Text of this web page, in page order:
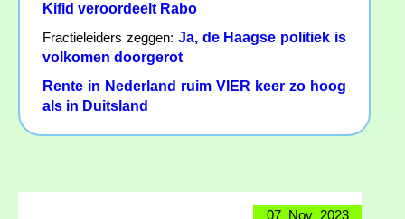
Kifid veroordeelt Rabo
Fractieleiders zeggen: Ja, de Haagse politiek is
volkomen doorgerot
Rente in Nederland ruim VIER keer zo hoog
als in Duitsland
07 Nov 2023